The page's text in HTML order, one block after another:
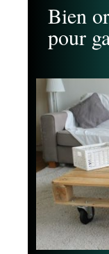
Bien
pour